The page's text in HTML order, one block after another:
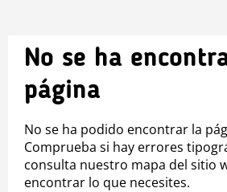
No se ha
página
No se ha podido encontrar la
Comprueba si hay errores
consulta nuestro mapa del sitio
encontrar lo que necesites.